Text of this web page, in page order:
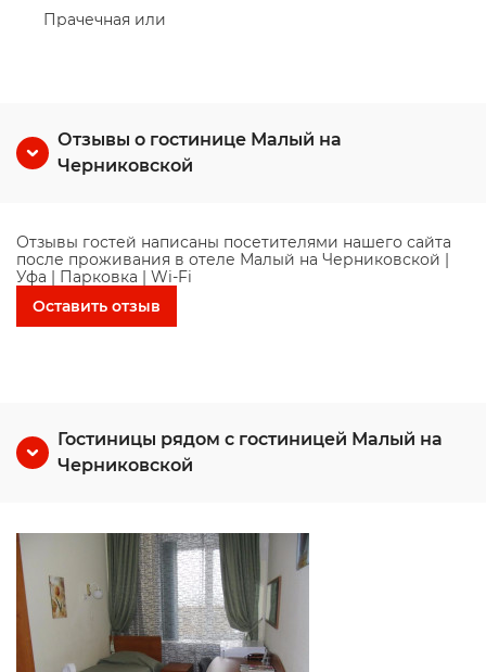
Прачечная или
Отзывы о гостинице Малый на
Черниковской
Отзывы гостей написаны посетителями нашего сайта
после проживания в отеле Малый на Черниковской |
Уфа | Парковка | Wi-Fi
Оставить отзыв
Гостиницы рядом с гостиницей Малый на
Черниковской